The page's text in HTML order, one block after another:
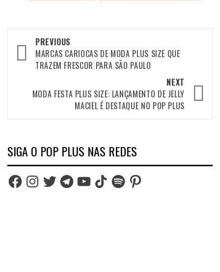
Post
navigation
PREVIOUS
MARCAS CARIOCAS DE MODA PLUS SIZE QUE
TRAZEM FRESCOR PARA SÃO PAULO
NEXT
MODA FESTA PLUS SIZE: LANÇAMENTO DE JELLY
MACIEL É DESTAQUE NO POP PLUS
SIGA O POP PLUS NAS REDES
FacebookInstagram
TwitterTelegramYouTubeTikTokSpotifyPinterest